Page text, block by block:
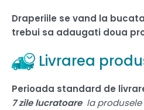
Draperiile se vand la
trebui sa adaugati doua
Livrarea
Perioada standard de
7 zile lucratoarela produsele